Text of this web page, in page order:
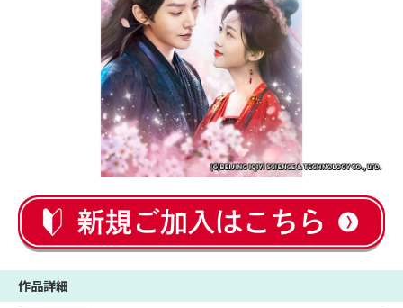
作品詳細